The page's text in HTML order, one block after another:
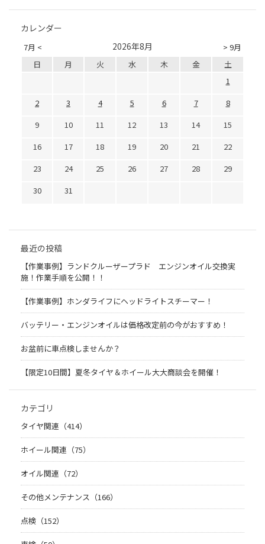
カレンダー
7月 < > 9月
2026年8月
日 月 火 水 木 金
土
1
2
3 4 5 6 7
8
9
10 11 12 13 14
15
16
17 18 19 20 21
22
23
24 25 26 27 28
29
30
31
最近の投稿
【作業事例】ランドクルーザープラド エンジンオイル交換実
施！作業手順を公開！！
【作業事例】ホンダライフにヘッドライトスチーマー！
バッテリー・エンジンオイルは価格改定前の今がおすすめ！
お盆前に車点検しませんか？
【限定10日間】夏冬タイヤ＆ホイール大大商談会を開催！
カテゴリ
タイヤ関連（414）
ホイール関連（75）
オイル関連（72）
その他メンテナンス（166）
点検（152）